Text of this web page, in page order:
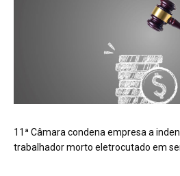
11ª Câmara condena empresa a
trabalhador morto eletrocutado em